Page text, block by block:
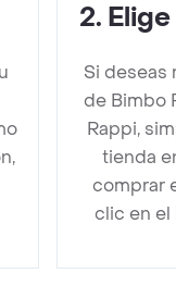
2.
Si deseas
de Bimbo
Rappi,
tienda
comprar
clic en el